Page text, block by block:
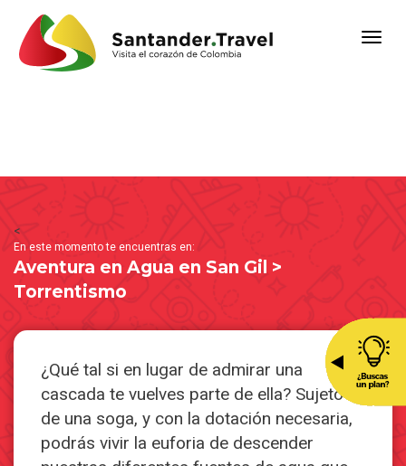
<
En este momento te encuentras en:
Aventura en Agua en San Gil >
Torrentismo
¿Qué tal si en lugar de admirar una
cascada te vuelves parte de ella? Sujeto
de una soga, y con la dotación necesaria,
podrás vivir la euforia de descender